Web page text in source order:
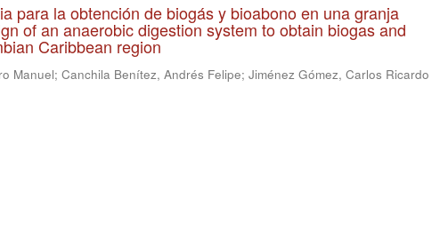
para la obtención de biogás y bioabono en una granja
of an anaerobic digestion system to obtain biogas and
Caribbean region
Manuel; Canchila Benítez, Andrés Felipe; Jiménez Gómez, Carlos Ricardo